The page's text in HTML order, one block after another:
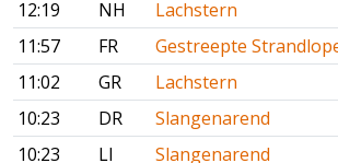
12:19
NH
Lachstern
11:57
FR
Gestreepte
11:02
GR
Lachstern
10:23
DR
Slangenarend
10:23
LI
Slangenarend